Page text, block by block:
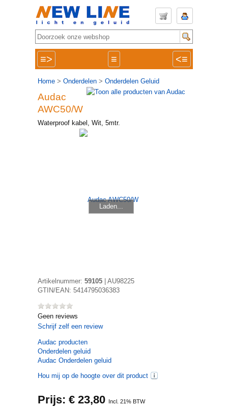
≡> ≡ <≡
Home > Onderdelen > Onderdelen Geluid
Audac
AWC50/W
Waterproof kabel, Wit, 5mtr.
Laden...
Artikelnummer: 59105
AU98225
GTIN/EAN: 5414795036383
Geen reviews
Schrijf zelf een review
Audac producten
Onderdelen geluid
Audac Onderdelen geluid
Hou mij op de hoogte over dit product
Prijs: € 23,80 Incl. 21% BTW